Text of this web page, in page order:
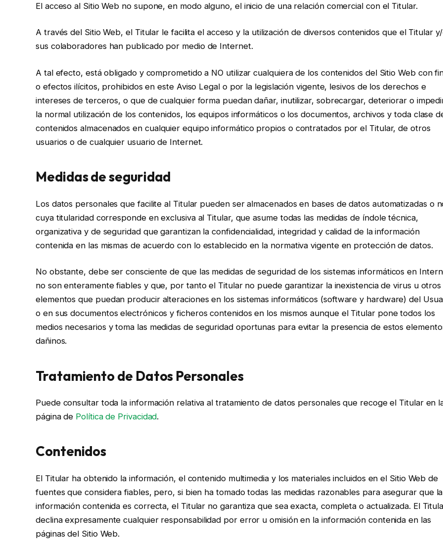
El acceso al Sitio Web no supone, en modo alguno, el inicio de una relación comercial con el Titular.
A través del Sitio Web, el Titular le facilita el acceso y la utilización de diversos contenidos que el Titular
sus colaboradores han publicado por medio de Internet.
A tal efecto, está obligado y comprometido a NO utilizar cualquiera de los contenidos del Sitio Web con
o efectos ilícitos, prohibidos en este Aviso Legal o por la legislación vigente, lesivos de los derechos e
intereses de terceros, o que de cualquier forma puedan dañar, inutilizar, sobrecargar, deteriorar o
la normal utilización de los contenidos, los equipos informáticos o los documentos, archivos y toda clase
contenidos almacenados en cualquier equipo informático propios o contratados por el Titular, de otros
usuarios o de cualquier usuario de Internet.
Medidas de seguridad
Los datos personales que facilite al Titular pueden ser almacenados en bases de datos automatizadas o
cuya titularidad corresponde en exclusiva al Titular, que asume todas las medidas de índole técnica,
organizativa y de seguridad que garantizan la confidencialidad, integridad y calidad de la información
contenida en las mismas de acuerdo con lo establecido en la normativa vigente en protección de datos.
No obstante, debe ser consciente de que las medidas de seguridad de los sistemas informáticos en
no son enteramente fiables y que, por tanto el Titular no puede garantizar la inexistencia de virus u otros
elementos que puedan producir alteraciones en los sistemas informáticos (software y hardware) del
o en sus documentos electrónicos y ficheros contenidos en los mismos aunque el Titular pone todos los
medios necesarios y toma las medidas de seguridad oportunas para evitar la presencia de estos
dañinos.
Tratamiento de Datos Personales
Puede consultar toda la información relativa al tratamiento de datos personales que recoge el Titular en
página de Política de Privacidad.
Contenidos
El Titular ha obtenido la información, el contenido multimedia y los materiales incluidos en el Sitio Web de
fuentes que considera fiables, pero, si bien ha tomado todas las medidas razonables para asegurar que la
información contenida es correcta, el Titular no garantiza que sea exacta, completa o actualizada. El
declina expresamente cualquier responsabilidad por error u omisión en la información contenida en las
páginas del Sitio Web.